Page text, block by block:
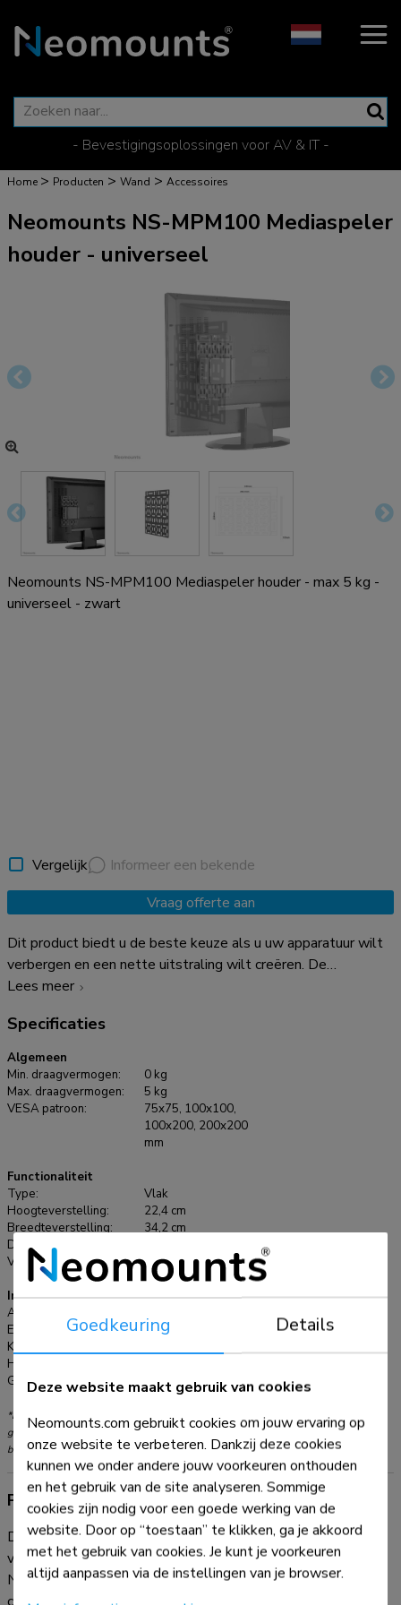
- Bevestigingsoplossingen voor AV & IT -
Home > Producten > Wand > Accessoires
Neomounts NS-MPM100 Mediaspeler
houder - universeel
Neomounts NS-MPM100 Mediaspeler houder - max 5 kg -
universeel - zwart
Vergelijk
Informeer een bekende
Vraag offerte aan
Dit product biedt u de beste keuze als u uw apparatuur wilt
verbergen en een nette uitstraling wilt creëren. De
Neomounts NS-MPM100 Mediaplayer/Mini-PC houder is
houder kan ook worden gebruikt voor mini-pc's, thinclients,
modems, routers en game consoles zoals de Nintendo
Switch. U kunt kiezen uit drie installatie-opties: -
wandmontage - VESA-beugelmontage - montage
rechtstreeks op tv Product afmetingen: - breedte: 34,2 cm -
hoogte: 22,4 cm - diepte: 1 cm Het maximale draagvermogen
Lees meer
Specificaties
Algemeen
Min. draagvermogen:
0 kg
Max. draagvermogen:
5 kg
VESA patroon:
75x75, 100x100,
100x200, 200x200
mm
Functionaliteit
Type:
Vlak
Hoogteverstelling:
22,4 cm
Breedteverstelling:
34,2 cm
Diepteverstelling:
Verstellingstype:
Geen
Informatie
Artikelnummer:
EAN:
8717371446253
Kleur:
Hoofdmateriaal:
Garantie:
5 jaar
*NB. De vermelde inch-maten zijn slechts een indicatie, gecombineerd met het
gewicht en de VESA-maten. Het maximale gewicht en de VESA-maat zijn absolute
beperkingen voor de producten en dienen niet te worden overschreden.
Productinformatie
Dit product biedt u de beste keuze als u uw apparatuur wilt
verbergen en een nette uitstraling wilt creëren. De
Neomounts NS-MPM100 Mediaplayer/Mini-PC houder is
Goedkeuring Details
Deze website maakt gebruik van cookies
Neomounts.com gebruikt cookies om jouw ervaring op
onze website te verbeteren. Dankzij deze cookies
kunnen we onder andere jouw voorkeuren onthouden
en het gebruik van de site analyseren. Sommige
cookies zijn nodig voor een goede werking van de
website. Door op “toestaan” te klikken, ga je akkoord
met het gebruik van cookies. Je kunt je voorkeuren
altijd aanpassen via de instellingen van je browser.